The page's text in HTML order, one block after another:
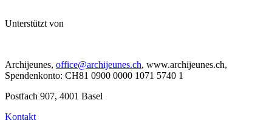
Unterstützt von
Archijeunes, office@archijeunes.ch, www.archijeunes.ch,
Spendenkonto: CH81 0900 0000 1071 5740 1
Postfach 907, 4001 Basel
Kontakt